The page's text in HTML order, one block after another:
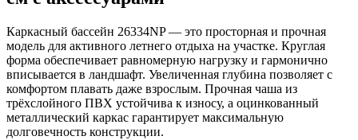
Каркасный бассейн 26334NP — это просторная и прочная
модель для активного летнего отдыха на участке. Круглая
форма обеспечивает равномерную нагрузку и гармонично
вписывается в ландшафт. Увеличенная глубина позволяет с
комфортом плавать даже взрослым. Прочная чаша из
трёхслойного ПВХ устойчива к износу, а оцинкованный
металлический каркас гарантирует максимальную
долговечность конструкции.